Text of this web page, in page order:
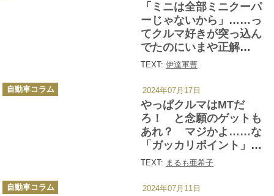
「ミニは全部ミニクーパ
ーじゃないから」……っ
てクルマ好きが突っ込ん
でたのにいまや正解
に！ そもそも「クーパ
TEXT: 伊達軍曹
やっぱクルマはMTだ
ろ！ と念願のゲットも
あれ？ マジかよ……な
「ガッカリポイント」の
あるMTとその搭載車５台
TEXT: まるも亜希子
カ
テ
自動車コラム 2024年07月17日
カ
テ
自動車コラム 2024年07月11日